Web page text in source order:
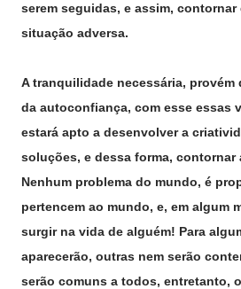
serem seguidas, e assim, contornar
situação adversa.
A tranquilidade necessária,
da autoconfiança, com esse essas
estará apto a desenvolver a
soluções, e dessa forma, contornar
Nenhum problema do mundo, é
pertencem ao mundo, e, em algum
surgir na vida de alguém! Para
aparecerão, outras nem serão
serão comuns a todos, entretanto,